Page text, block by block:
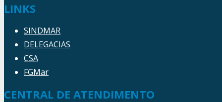
LINKS
SINDMAR
DELEGACIAS
CSA
FGMar
CENTRAL DE ATENDIMENTO